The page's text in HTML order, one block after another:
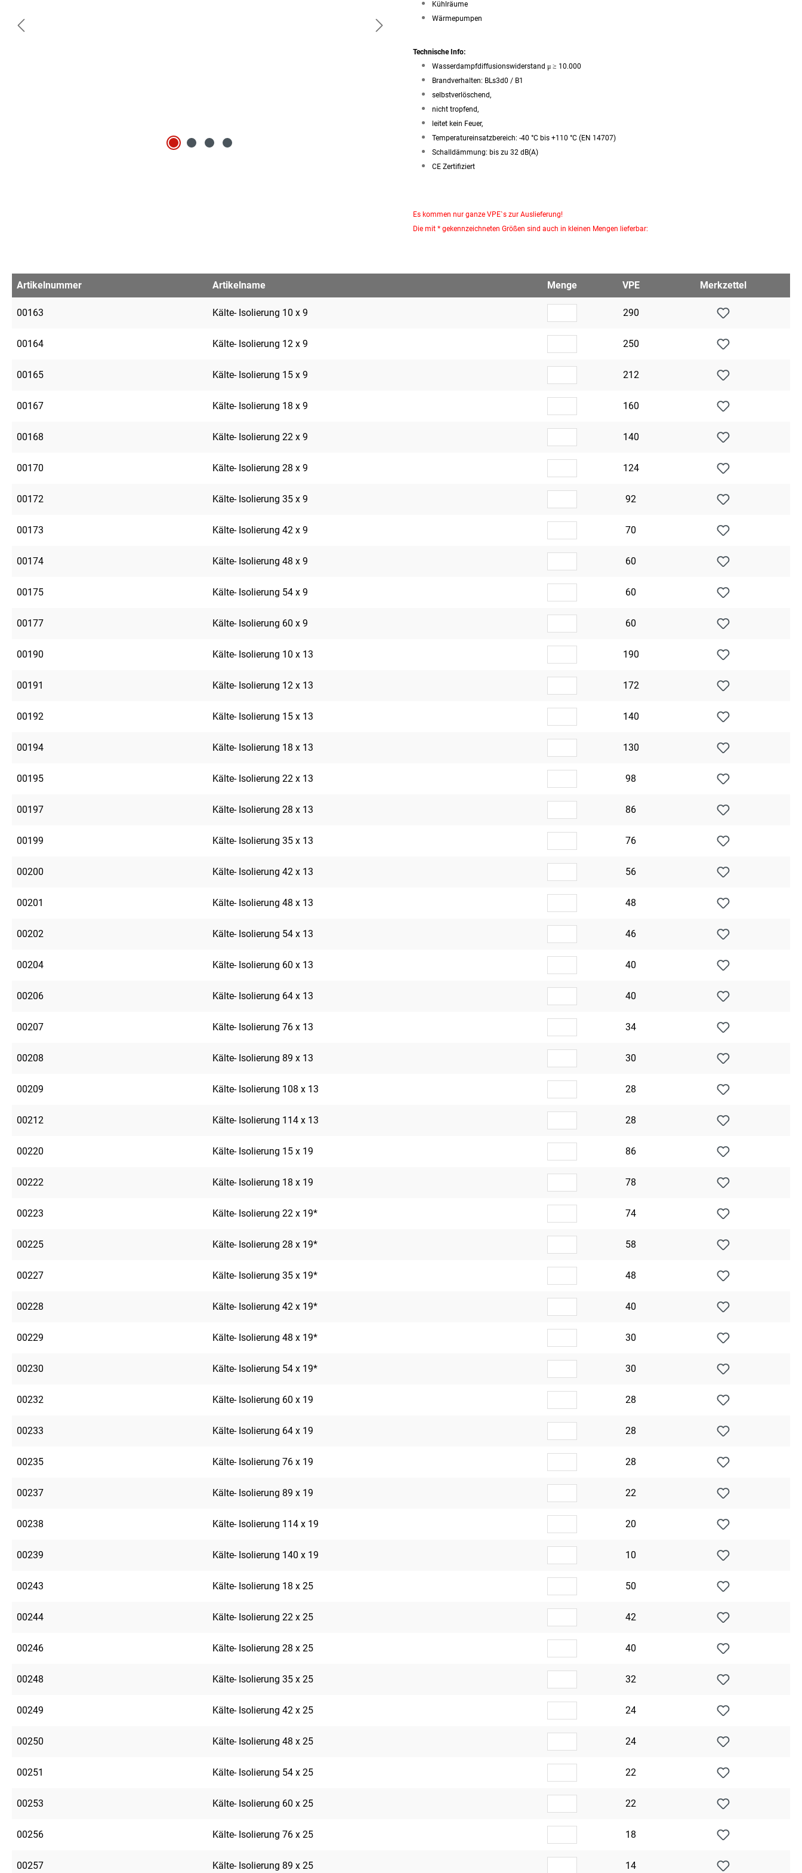
Kühlräume
Wärmepumpen
Technische Info:
Wasserdampfdiffusionswiderstand μ ≥ 10.000
Brandverhalten: BLs3d0 / B1
selbstverlöschend,
nicht tropfend,
leitet kein Feuer,
Temperatureinsatzbereich: -40 °C bis +110 °C (EN 14707)
Schalldämmung: bis zu 32 dB(A)
CE Zertifiziert
Es kommen nur ganze VPE`s zur Auslieferung!
Die mit * gekennzeichneten Größen sind auch in kleinen Mengen lieferbar:
Artikelnummer Artikelname Menge VPE Merkzettel
00163 Kälte- Isolierung 10 x 9 290
00164 Kälte- Isolierung 12 x 9 250
00165 Kälte- Isolierung 15 x 9 212
00167 Kälte- Isolierung 18 x 9 160
00168 Kälte- Isolierung 22 x 9 140
00170 Kälte- Isolierung 28 x 9 124
00172 Kälte- Isolierung 35 x 9 92
00173 Kälte- Isolierung 42 x 9 70
00174 Kälte- Isolierung 48 x 9 60
00175 Kälte- Isolierung 54 x 9 60
00177 Kälte- Isolierung 60 x 9 60
00190 Kälte- Isolierung 10 x 13 190
00191 Kälte- Isolierung 12 x 13 172
00192 Kälte- Isolierung 15 x 13 140
00194 Kälte- Isolierung 18 x 13 130
00195 Kälte- Isolierung 22 x 13 98
00197 Kälte- Isolierung 28 x 13 86
00199 Kälte- Isolierung 35 x 13 76
00200 Kälte- Isolierung 42 x 13 56
00201 Kälte- Isolierung 48 x 13 48
00202 Kälte- Isolierung 54 x 13 46
00204 Kälte- Isolierung 60 x 13 40
00206 Kälte- Isolierung 64 x 13 40
00207 Kälte- Isolierung 76 x 13 34
00208 Kälte- Isolierung 89 x 13 30
00209 Kälte- Isolierung 108 x 13 28
00212 Kälte- Isolierung 114 x 13 28
00220 Kälte- Isolierung 15 x 19 86
00222 Kälte- Isolierung 18 x 19 78
00223 Kälte- Isolierung 22 x 19* 74
00225 Kälte- Isolierung 28 x 19* 58
00227 Kälte- Isolierung 35 x 19* 48
00228 Kälte- Isolierung 42 x 19* 40
00229 Kälte- Isolierung 48 x 19* 30
00230 Kälte- Isolierung 54 x 19* 30
00232 Kälte- Isolierung 60 x 19 28
00233 Kälte- Isolierung 64 x 19 28
00235 Kälte- Isolierung 76 x 19 28
00237 Kälte- Isolierung 89 x 19 22
00238 Kälte- Isolierung 114 x 19 20
00239 Kälte- Isolierung 140 x 19 10
00243 Kälte- Isolierung 18 x 25 50
00244 Kälte- Isolierung 22 x 25 42
00246 Kälte- Isolierung 28 x 25 40
00248 Kälte- Isolierung 35 x 25 32
00249 Kälte- Isolierung 42 x 25 24
00250 Kälte- Isolierung 48 x 25 24
00251 Kälte- Isolierung 54 x 25 22
00253 Kälte- Isolierung 60 x 25 22
00256 Kälte- Isolierung 76 x 25 18
00257 Kälte- Isolierung 89 x 25 14